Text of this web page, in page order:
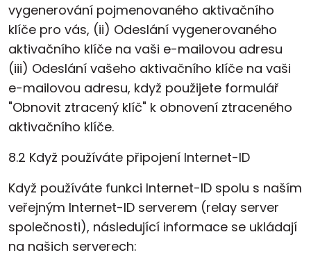
vygenerování pojmenovaného aktivačního
klíče pro vás, (ii) Odeslání vygenerovaného
aktivačního klíče na vaši e-mailovou adresu
(iii) Odeslání vašeho aktivačního klíče na vaši
e-mailovou adresu, když použijete formulář
"Obnovit ztracený klíč" k obnovení ztraceného
aktivačního klíče.
8.2 Když používáte připojení Internet-ID
Když používáte funkci Internet-ID spolu s naším
veřejným Internet-ID serverem (relay server
společnosti), následující informace se ukládají
na našich serverech: